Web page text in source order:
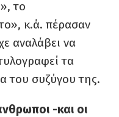
το
κ.ά. πέρασαν
αναλάβει να
τα
του συζύγου της.
-και οι